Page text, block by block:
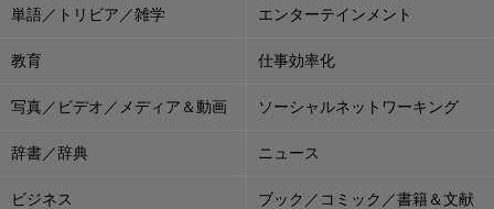
単語／トリビア／雑学 エンターテインメント
教育 仕事効率化
写真／ビデオ／メディア＆動画 ソーシャルネットワーキング
辞書／辞典 ニュース
ビジネス ブック／コミック／書籍＆文献